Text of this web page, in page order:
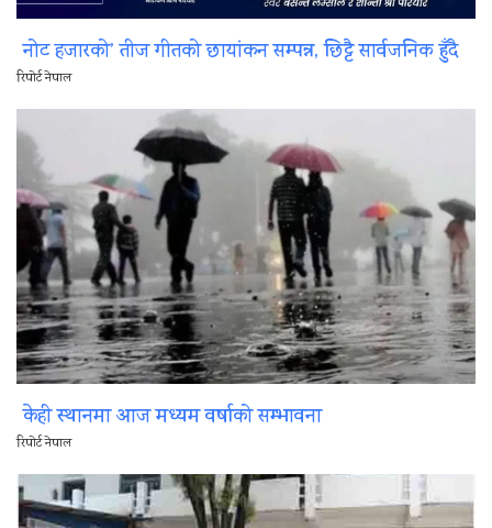
नोट हजारको’ तीज गीतको छायांकन सम्पन्न, छिट्टै सार्वजनिक हुँदै
रिपोर्ट नेपाल
केही स्थानमा आज मध्यम वर्षाको सम्भावना
रिपोर्ट नेपाल